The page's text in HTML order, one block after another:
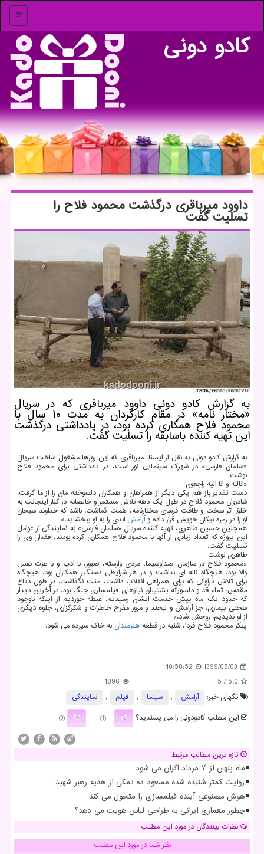
منو
كادو دونی
داوود میرباقری درگذشت محمود فلاح را
تسلیت گفت
به گزارش كادو دونی داوود میرباقری كه در سریال
«مختار نامه» در مقام كارگردان به مدت ۱۰ سال با
محمود فلاح همكاری كرده بود، در یادداشتی درگذشت
این تهیه كننده باسابقه را تسلیت گفت.
به گزارش کادو دونی به نقل از ایسنا، میرباقری که این روزها مشغول ساخت سریال
«سلمان فارسی» در شهرک سینمایی نور است، در یادداشتی برای محمود فلاح
نوشت:
«انالله و انا الیه راجعون
دست تقدیر باز هم یکی دیگر از همراهان و همکاران دلسوخته مان را از ما گرفت.
شادروان محمود فلاح در طول یک دهه تلاش مستمر و خالصانه در کنار اینجانب به
خلق اثر سخت و طاقت فرسای مختارنامه، همت گماشت. باشد که خداوند سبحان
او را در زمره نیکان خویش قرار داده وآرامش ابدی را به او ببخشاید.»
همچنین حسین طاهری، تهیه کننده سریال «سلمان فارسی» به نمایندگی از عوامل
این پروژه که تعداد زیادی از آنها با محمود فلاح همکاری کرده بودند، فقدان وی را
تسلیت گفت.
طاهری نوشت:
«محمود فلاح در سازمان صداوسیما، مردی وارسته، صبور، با ادب و با عزت نفس
والا بود. هیچگاه ناله ای نداشت و در هر شرایطی دستگیر همکاران بود. هیچگاه
برای تلاش فراوانی که برای همراهی انقلاب داشت، منت نگذاشت. در طول دفاع
مقدس، تمام قد و دلسوزانه پشتیبان نیازهای فیلمسازی جنگ بود. در آخرین دیدار
که حدود یک ماه پیش خدمت ایشان رسیدیم. غبطه خوردیم از اینکه باوجود
سختی بیماری، جز آرامش و لبخند و مرور مفرح خاطرات و شکرگزاری، جلوه دیگری
از او ندیدیم. روحش شاد.»
پیکر محمود فلاح فردا، شنبه در قطعه هنرمندان به خاک سپرده می شود.
1399/08/03
10:58:52
5.0
/ 5
1896
تگهای خبر:
آرامش , سینما , فیلم ,
نمایندگی
این مطلب کادودونی را می پسندید؟
(1)
(0)
تازه ترین مطالب مرتبط
ماه پنهان از ۷ مرداد اکران می شود
روایت کمتر شنیده شده مسعود ده نمکی از هدیه رهبر شهید
هوش مصنوعی آینده فیلمسازی را متحول می کند
چطور معماری ایرانی به طراحی لباس هویت می دهد؟
نظرات بینندگان در مورد این مطلب
نظر شما در مورد این مطلب